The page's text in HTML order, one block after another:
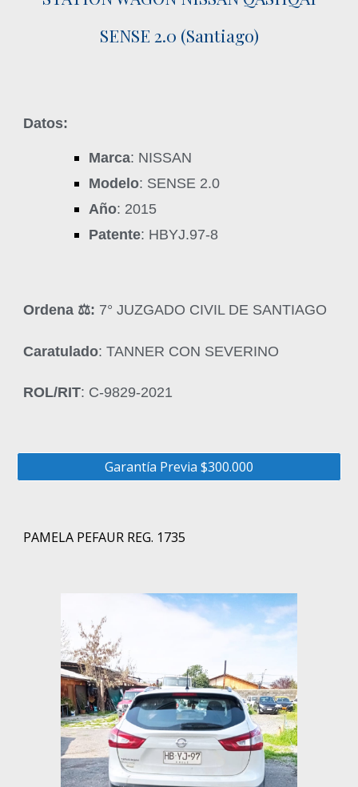
SENSE 2.0 (Santiago)
Datos:
Marca: NISSAN
Modelo: SENSE 2.0
Año: 2015
Patente: HBYJ.97-8
Ordena ‍⚖️: 7° JUZGADO CIVIL DE SANTIAGO
Caratulado: TANNER CON SEVERINO
ROL/RIT: C-9829-2021
Garantía Previa $300.000
PAMELA PEFAUR REG. 1735